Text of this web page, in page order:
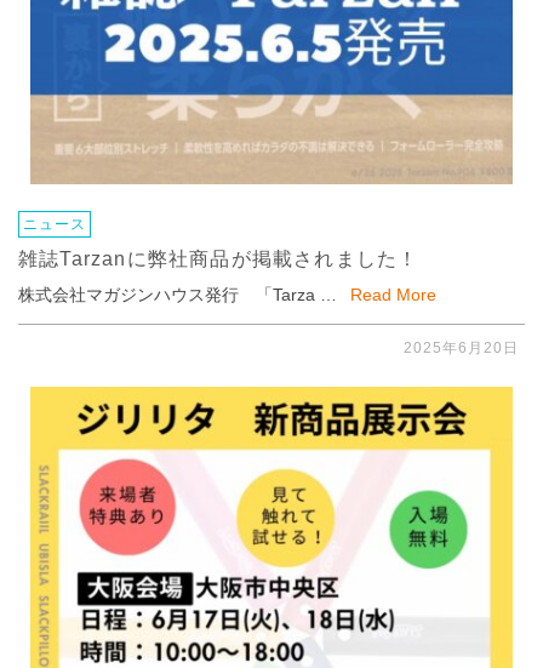
ニュース
雑誌Tarzanに弊社商品が掲載されました！
株式会社マガジンハウス発行 「Tarza … Read More
2025年6月20日